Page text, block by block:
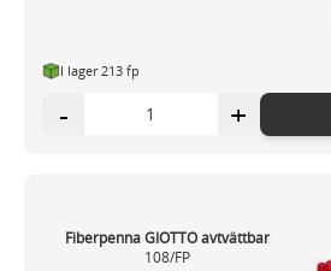
I lager 213 fp
- +
Fiberpenna GIOTTO avtvättbar
108/FP